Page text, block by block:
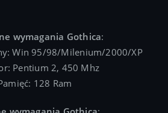
wymagania Gothica:
Win 95/98/Milenium/2000/XP
Pentium 2, 450 Mhz
128 Ram